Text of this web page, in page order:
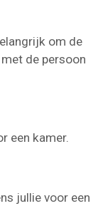
om de
de persoon
een kamer.
jullie voor een